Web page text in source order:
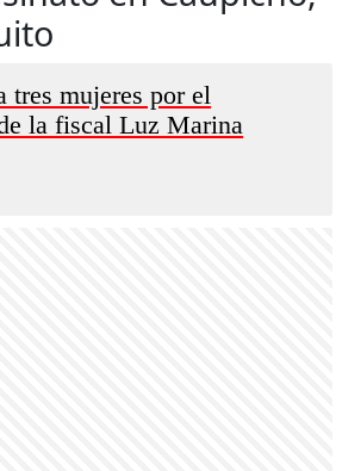
tres mujeres por el
la fiscal Luz Marina